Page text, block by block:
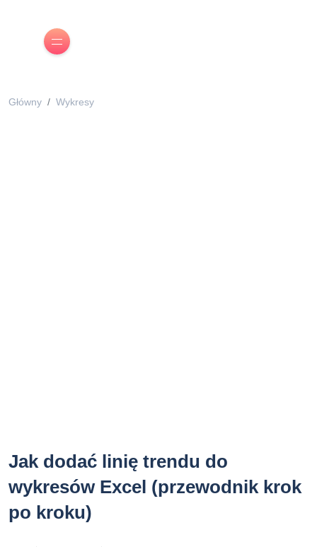
Główny Wykresy
Jak dodać linię trendu do
wykresów Excel (przewodnik krok
po kroku)